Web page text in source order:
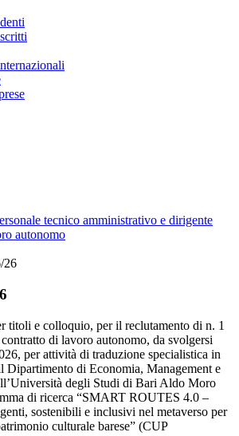
tecnico amministrativo e dirigente
autonomo
26
titoli e colloquio, per il reclutamento di n. 1
di lavoro autonomo, da svolgersi
per attività di traduzione specialistica in
Dipartimento di Economia, Management e
degli Studi di Bari Aldo Moro
di ricerca “SMART ROUTES 4.0 –
sostenibili e inclusivi nel metaverso per
culturale barese” (CUP